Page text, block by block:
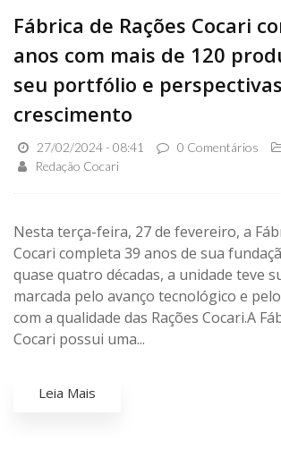
Fábrica de Rações Cocari
anos com mais de 120
seu portfólio e
crescimento
27/02/2024 - 08:41 0 Comentários
Redação Cocari
Nesta terça-feira, 27 de fevereiro, a
Cocari completa 39 anos de sua
quase quatro décadas, a unidade teve
marcada pelo avanço tecnológico e
com a qualidade das Rações Cocari.A
Cocari possui uma...
Leia Mais